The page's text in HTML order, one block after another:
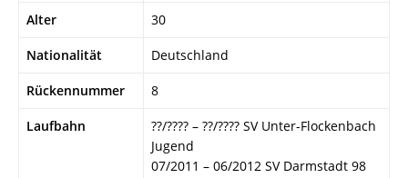
Alter 30
Nationalität Deutschland
Rückennummer 8
Laufbahn
??/???? – ??/???? SV Unter-Flockenbach
Jugend
07/2011 – 06/2012 SV Darmstadt 98